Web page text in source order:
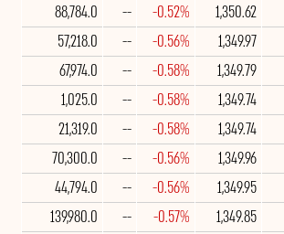
1,350.62
-0.52%
--
88,784.0
1,349.97
-0.56%
--
57,218.0
1,349.79
-0.58%
--
67,974.0
1,349.74
-0.58%
--
1,025.0
1,349.74
-0.58%
--
21,319.0
1,349.96
-0.56%
--
70,300.0
1,349.95
-0.56%
--
44,794.0
1,349.85
-0.57%
--
139,980.0